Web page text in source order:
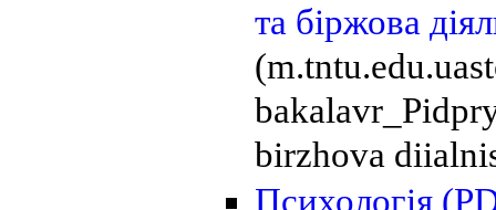
та біржова
birzhova
Психологія